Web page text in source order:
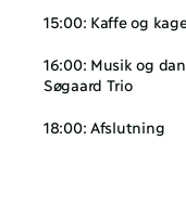
15:00: Kaffe og
16:00: Musik og
Søgaard Trio
18:00: Afslutning